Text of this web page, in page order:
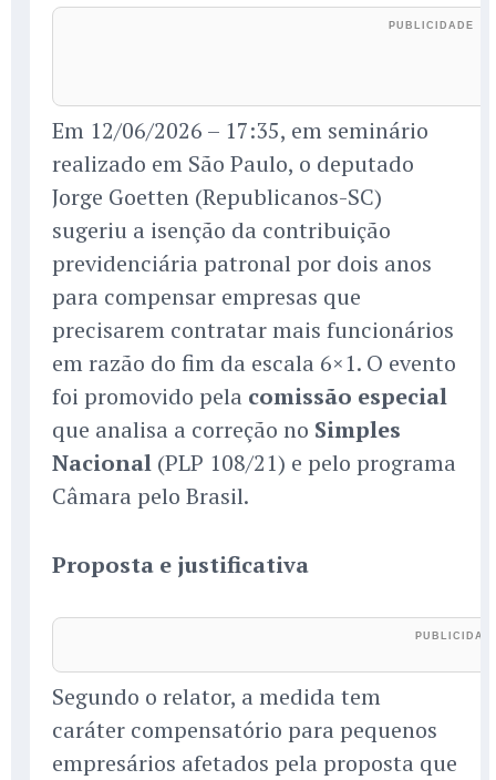
Em 12/06/2026 – 17:35, em seminário
realizado em São Paulo, o deputado
Jorge Goetten (Republicanos-SC)
sugeriu a isenção da contribuição
previdenciária patronal por dois anos
para compensar empresas que
precisarem contratar mais funcionários
em razão do fim da escala 6×1. O evento
foi promovido pela comissão especial
que analisa a correção no Simples
Nacional (PLP 108/21) e pelo programa
Câmara pelo Brasil.
Proposta e justificativa
Segundo o relator, a medida tem
caráter compensatório para pequenos
empresários afetados pela proposta que